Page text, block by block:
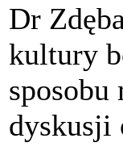
Dr
kultury
dyskusji